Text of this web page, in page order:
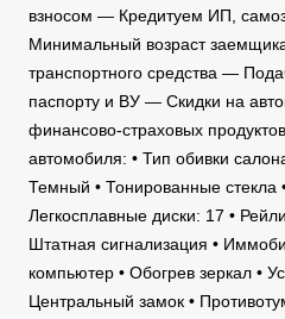
взносом — Кредитуем ИП,
Минимальный возраст
транспортного средства —
паспорту и ВУ — Скидки на
финансово-страховых
автомобиля: • Тип обивки
Темный • Тонированные стекла
Легкосплавные диски: 17 •
Штатная сигнализация •
компьютер • Обогрев зеркал •
Центральный замок •